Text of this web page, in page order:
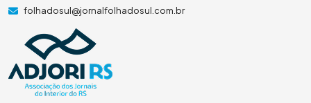
folhadosul@jornalfolhadosul.com.br